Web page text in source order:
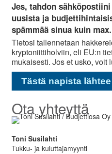
Jes, tahdon
uusista ja
spämmää sinua kuin
Tietosi tallennetaan
kryptoniittiholviin, eli EU:n
mukaisesti. Jos et usko, voit
Ota yhteyttä
Toni Susilahti
Tukku- ja kuluttajamyynti